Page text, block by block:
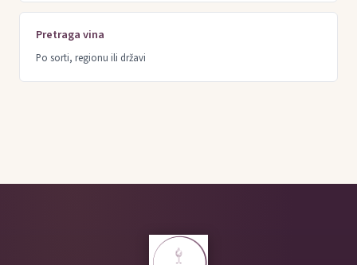
Pretraga vina
Po sorti, regionu ili državi